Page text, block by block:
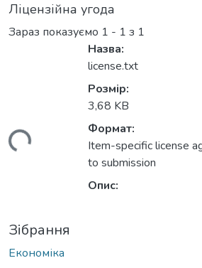
Ліцензійна угода
Зараз показуємо 1 - 1 з 1
Назва:
license.txt
Розмір:
3,68 KB
Формат:
Item-specific license
to submission
Опис:
Зібрання
Економіка